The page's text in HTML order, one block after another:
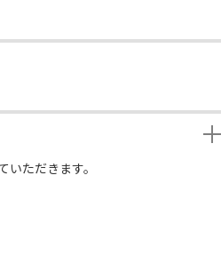
ただきます。